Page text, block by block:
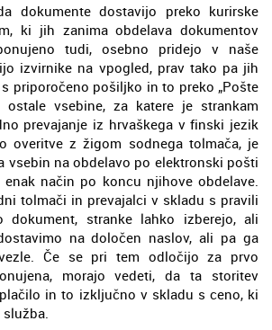
dokumente dostavijo preko kurirske
ki jih zanima obdelava dokumentov
tudi, osebno pridejo v naše
izvirnike na vpogled, prav tako pa jih
priporočeno pošiljko in to preko „Pošte
ostale vsebine, za katere je strankam
prevajanje iz hrvaškega v finski jezik
overitve z žigom sodnega tolmača, je
vsebin na obdelavo po elektronski pošti
način po koncu njihove obdelave.
tolmači in prevajalci v skladu s pravili
dokument, stranke lahko izberejo, ali
na določen naslov, ali pa ga
Če se pri tem odločijo za prvo
morajo vedeti, da ta storitev
in to izključno v skladu s ceno, ki